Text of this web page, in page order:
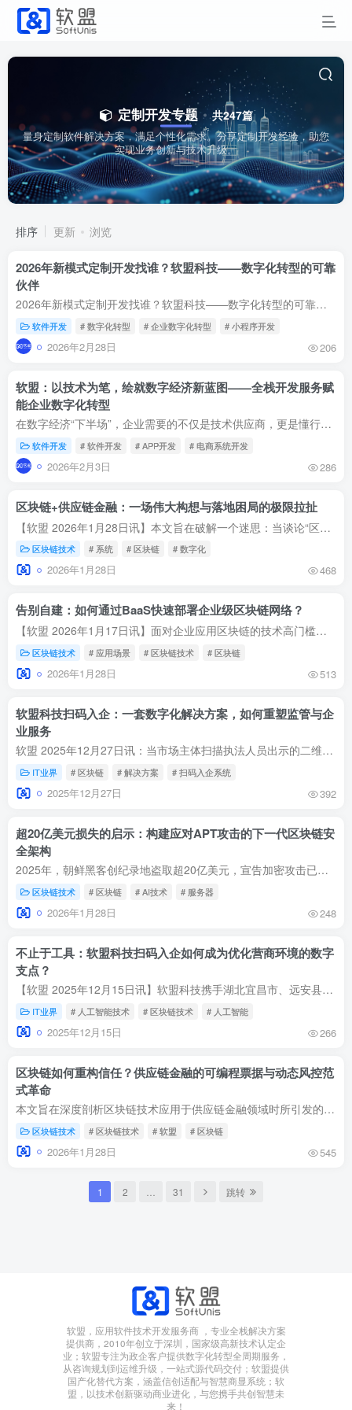
定制开发专题 共247篇
量身定制软件解决方案，满足个性化需求。分享定制开发经验，助您
实现业务创新与技术升级。
排序 更新 浏览
2026年新模式定制开发找谁？软盟科技——数字化转型的可靠
伙伴
2026年新模式定制开发找谁？软盟科技——数字化转型的可靠伙伴
软件开发 # 数字化转型 # 企业数字化转型 # 小程序开发
2026年2月28日 206
软盟：以技术为笔，绘就数字经济新蓝图——全栈开发服务赋
能企业数字化转型
在数字经济“下半场”，企业需要的不仅是技术供应商，更是懂行业、懂商业的“数字化转型合伙人”。软盟以全栈技术能力为基石，以创新服务模式为桥梁，正帮助更多企业跨越数字鸿沟，在变革中赢得...
软件开发 # 软件开发 # APP开发 # 电商系统开发
2026年2月3日 286
区块链+供应链金融：一场伟大构想与落地困局的极限拉扯
【软盟 2026年1月28日讯】本文旨在破解一个迷思：当谈论“区块链+供应链金融”时，我们究竟在谈论一个颠覆性的未来，还是一个正在艰难落地的工具？文章摒弃空泛的技术颂歌，深度剖析可编程票据...
区块链技术 # 系统 # 区块链 # 数字化
2026年1月28日 468
告别自建：如何通过BaaS快速部署企业级区块链网络？
【软盟 2026年1月17日讯】面对企业应用区块链的技术高门槛与协作复杂性，区块链即服务（BaaS）提供了破局之道。本文将深入剖析BaaS如何通过云化的四层核心架构，将分布式账本、智能合约等能力封...
区块链技术 # 应用场景 # 区块链技术 # 区块链
2026年1月28日 513
软盟科技扫码入企：一套数字化解决方案，如何重塑监管与企
业服务
软盟 2025年12月27日讯：当市场主体扫描执法人员出示的二维码，其核验的不仅是身份，更是在确认一场权力运行的程序是否合规。在优化营商环境的宏观背景下，“扫码入企”正从一项地方数字化实践...
IT业界 # 区块链 # 解决方案 # 扫码入企系统
2025年12月27日 392
超20亿美元损失的启示：构建应对APT攻击的下一代区块链安
全架构
2025年，朝鲜黑客创纪录地盗取超20亿美元，宣告加密攻击已进入“狙击式”高价值打击时代。本文深度复盘Bybit等标志性事件，揭示攻击范式已从技术漏洞转向对人、对供应链的信任漏洞。为此，我们...
区块链技术 # 区块链 # AI技术 # 服务器
2026年1月28日 248
不止于工具：软盟科技扫码入企如何成为优化营商环境的数字
支点？
【软盟 2025年12月15日讯】软盟科技携手湖北宜昌市、远安县司法局，创新推出“扫码入企”数字化执法监督平台。该平台构建执法端、企业端、管理端三端联动与“备案、追溯、评价”三码闭环，以区...
IT业界 # 人工智能技术 # 区块链技术 # 人工智能
2025年12月15日 266
区块链如何重构信任？供应链金融的可编程票据与动态风控范
式革命
本文旨在深度剖析区块链技术应用于供应链金融领域时所引发的系统性变革，聚焦于其技术实现路径、伴随而来的法律与合规前沿挑战，以及最终可能催生的产业金融新范式。文章将避免描述任何已商业化...
区块链技术 # 区块链技术 # 软盟 # 区块链
2026年1月28日 545
1 2 31 跳转
软盟，应用软件技术开发服务商 ，专业全栈解决方案
提供商，2010年创立于深圳，国家级高新技术认定企
业；软盟专注为政企客户提供数字化转型全周期服务，
从咨询规划到运维升级，一站式源代码交付；软盟提供
国产化替代方案，涵盖信创适配与智慧商显系统；软
盟，以技术创新驱动商业进化，与您携手共创智慧未
来！